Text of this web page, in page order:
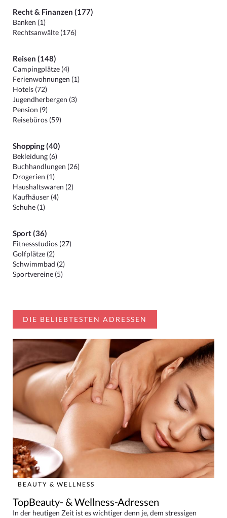
Recht & Finanzen (177)
Banken (1)
Rechtsanwälte (176)
Reisen (148)
Campingplätze (4)
Ferienwohnungen (1)
Hotels (72)
Jugendherbergen (3)
Pension (9)
Reisebüros (59)
Shopping (40)
Bekleidung (6)
Buchhandlungen (26)
Drogerien (1)
Haushaltswaren (2)
Kaufhäuser (4)
Schuhe (1)
Sport (36)
Fitnessstudios (27)
Golfplätze (2)
Schwimmbad (2)
Sportvereine (5)
DIE BELIEBTESTEN ADRESSEN
BEAUTY & WELLNESS
TopBeauty- & Wellness-Adressen
In der heutigen Zeit ist es wichtiger denn je, dem stressigen